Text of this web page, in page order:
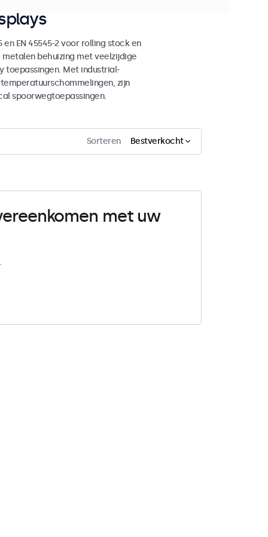
EN 45545-2 voor rolling stock en
behuizing met veelzijdige
toepassingen. Met industrial-
zijn
spoorwegtoepassingen.
Sorteren Bestverkocht
met uw